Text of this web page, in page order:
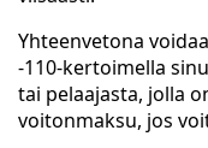
Yhteenvetona
-110-kertoimella
tai pelaajasta, jolla
voitonmaksu, jos